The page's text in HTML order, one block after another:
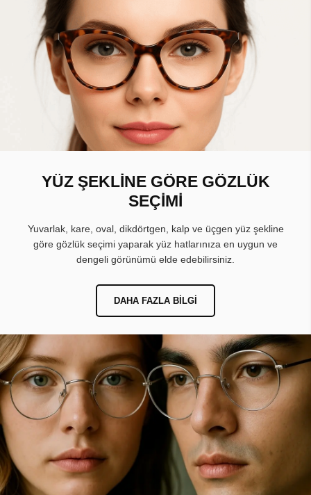
YÜZ ŞEKLİNE GÖRE GÖZLÜK
SEÇİMİ
Yuvarlak, kare, oval, dikdörtgen, kalp ve üçgen yüz şekline
göre gözlük seçimi yaparak yüz hatlarınıza en uygun ve
dengeli görünümü elde edebilirsiniz.
DAHA FAZLA BILGI